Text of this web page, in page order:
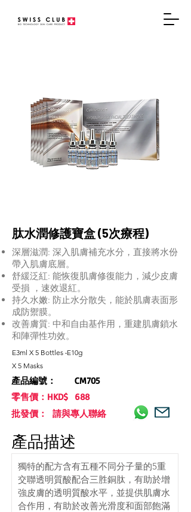
肽水潤修護寶盒 (5次療程)
深層滋潤: 深入肌膚補充水分，直接將水份
帶入肌膚底層。
舒緩泛紅: 能恢復肌膚修復能力，減少皮膚
受損 ，速效退紅。
持久水嫩: 防止水分散失，能於肌膚表面形
成防禦膜。
改善膚質: 中和自由基作用，重建肌膚鎖水
和陣彈性功效。
E3ml X 5 Bottles ‧E10g
X 5 Masks
產品編號：
CM705
零售價：HKD$
688
批發價： 請與專人聯絡
產品描述
獨特的配方含有五種不同分子量的5重
交聯透明質酸配合三胜銅肽，有助於增
強皮膚的透明質酸水平，並提供肌膚水
合作用，有助於改善光滑度和面部飽滿